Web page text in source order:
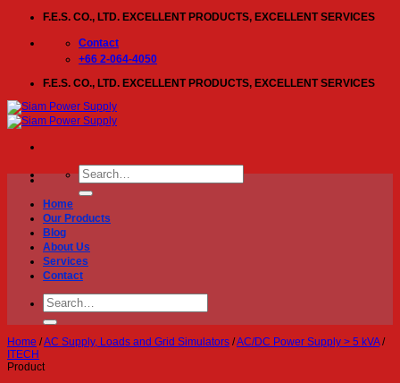
content
F.E.S. CO., LTD. EXCELLENT PRODUCTS, EXCELLENT SERVICES
Contact
+66 2-064-4050
F.E.S. CO., LTD. EXCELLENT PRODUCTS, EXCELLENT SERVICES
Search
for:
Home
Our Products
Blog
About Us
Services
Contact
Search
for:
Home /AC Supply, Loads and Grid Simulators /AC/DC Power Supply > 5 kVA /
ITECH
Product